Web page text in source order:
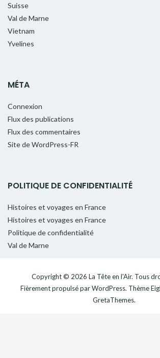
Suisse
Val de Marne
Vietnam
Yvelines
MÉTA
Connexion
Flux des publications
Flux des commentaires
Site de WordPress-FR
POLITIQUE DE CONFIDENTIALITÉ
Histoires et voyages en France
Histoires et voyages en France
Politique de confidentialité
Val de Marne
Copyright © 2026 La Tête en l'Air. Tous
Fièrement propulsé parWordPress. Thème
GretaThemes.